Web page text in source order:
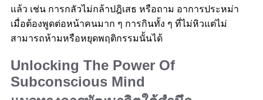
แล้ว เช่น การกลัวไม่กล้าปฎิเสธ หรือถาม อาการประหม่า
เมื่อต้องพูดต่อหน้าคนมาก ๆ การกินทั้ง ๆ ที่ไม่หิวแต่ไม่
สามารถห้ามหรือหยุดพฤติกรรมนั้นได้
Unlocking The Power Of
Subconscious Mind